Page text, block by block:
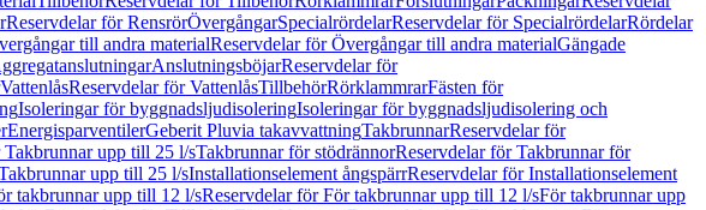
Reservdelar för RensrörÖvergångarSpecialrördelarReservdelar för SpecialrördelarRördelar
till andra materialReservdelar för Övergångar till andra materialGängade
AnslutningsböjarReservdelar för
VattenlåsReservdelar för VattenlåsTillbehörRörklammrarFästen för
Isoleringar för byggnadsljudisoleringIsoleringar för byggnadsljudisolering och
EnergisparventilerGeberit Pluvia takavvattningTakbrunnarReservdelar för
Takbrunnar upp till 25 l/sTakbrunnar för stödrännorReservdelar för Takbrunnar för
upp till 25 l/sInstallationselement ångspärrReservdelar för Installationselement
takbrunnar upp till 12 l/sReservdelar för För takbrunnar upp till 12 l/sFör takbrunnar upp